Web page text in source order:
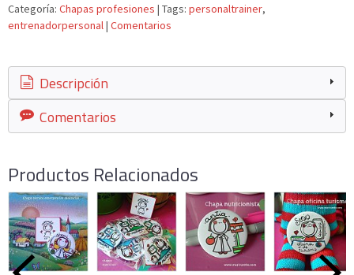
Categoría: Chapas profesiones | Tags: personaltrainer
entrenadorpersonal| Comentarios
Descripción
Comentarios
Productos Relacionados